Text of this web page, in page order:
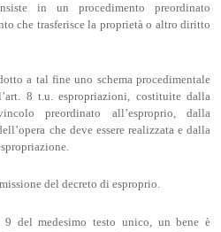
in un procedimento preordinato
che trasferisce la proprietà o altro diritto
a tal fine uno schema procedimentale
8 t.u. espropriazioni, costituite dalla
preordinato all’esproprio, dalla
che deve essere realizzata e dalla
del decreto di esproprio.
9 del medesimo testo unico, un bene è